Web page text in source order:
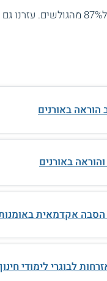
עזרנו
הוראה באורנים
באורנים
הסבה אקדמאית
לבוגרי לימודי